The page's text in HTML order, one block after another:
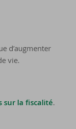
d’augmenter
vie.
sur la fiscalité.